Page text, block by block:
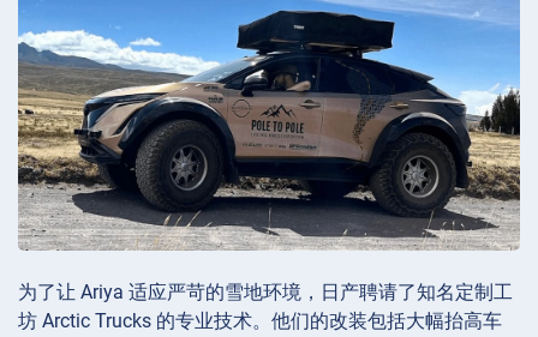
为了让 Ariya 适应严苛的雪地环境，日产聘请了知名定制工
坊 Arctic Trucks 的专业技术。他们的改装包括大幅抬高车